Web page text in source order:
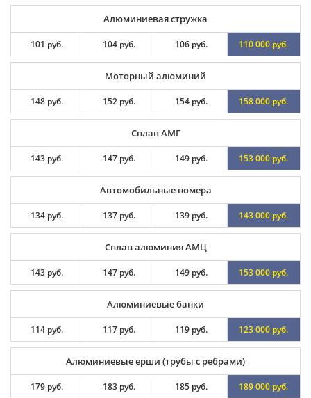
Алюминиевая стружка
101 руб. 104 руб. 106 руб. 110 000 руб.
Моторный алюминий
148 руб. 152 руб. 154 руб. 158 000 руб.
Сплав АМГ
143 руб. 147 руб. 149 руб. 153 000 руб.
Автомобильные номера
134 руб. 137 руб. 139 руб. 143 000 руб.
Сплав алюминия АМЦ
143 руб. 147 руб. 149 руб. 153 000 руб.
Алюминиевые банки
114 руб. 117 руб. 119 руб. 123 000 руб.
Алюминиевые ерши (трубы с ребрами)
179 руб. 183 руб. 185 руб. 189 000 руб.